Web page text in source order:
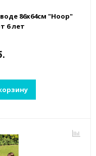
86х64см "Hoop"
6 лет